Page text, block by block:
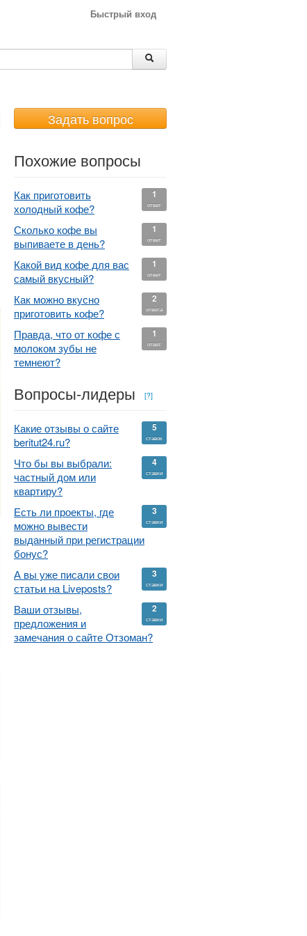
Быстрый вход
Задать вопрос
Похожие вопросы
1
ответ
Как приготовить
холодный кофе?
1
ответ
Сколько кофе вы
выпиваете в день?
1
ответ
Какой вид кофе для вас
самый вкусный?
2
ответа
Как можно вкусно
приготовить кофе?
1
ответ
Правда, что от кофе с
молоком зубы не
темнеют?
Вопросы-лидеры [?]
5
ставок
Какие отзывы о сайте
beritut24.ru?
4
ставки
Что бы вы выбрали:
частный дом или
квартиру?
3
ставки
Есть ли проекты, где
можно вывести
выданный при регистрации
бонус?
3
ставки
А вы уже писали свои
статьи на Liveposts?
2
ставки
Ваши отзывы,
предложения и
замечания о сайте Отзоман?